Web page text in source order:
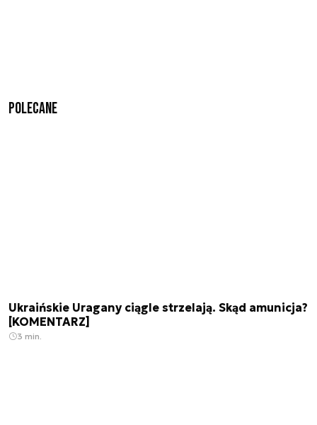
Polecane
Ukraińskie Uragany ciągle strzelają. Skąd amunicja?
[KOMENTARZ]
3 min.